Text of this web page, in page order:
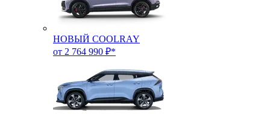
НОВЫЙ COOLRAY
от 2 764 990 ₽*